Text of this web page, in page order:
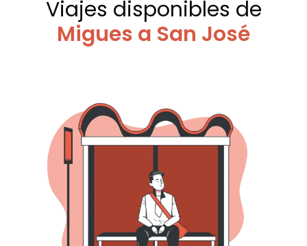
Viajes disponibles de
Migues a San José